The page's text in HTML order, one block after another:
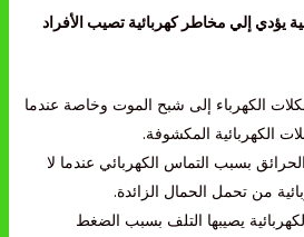
يؤدي إلي مخاطر كهربائية تصيب الأفراد
الكهرباء إلى شبح الموت وخاصة عندما
الكهربائية المكشوفة.
بسبب التماس الكهربائي عندما لا
من تحمل الحمال الزائدة.
يصيبها التلف بسبب الضغط